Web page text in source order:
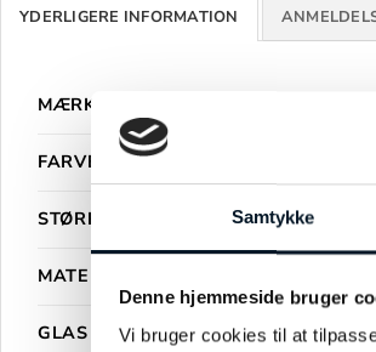
Samtykke
Denne hjemmeside bruger
Vi bruger cookies til at
YDERLIGERE INFORMATION
MÆRKE
FARVE
STØRRELSE
MATERIALE
GLAS